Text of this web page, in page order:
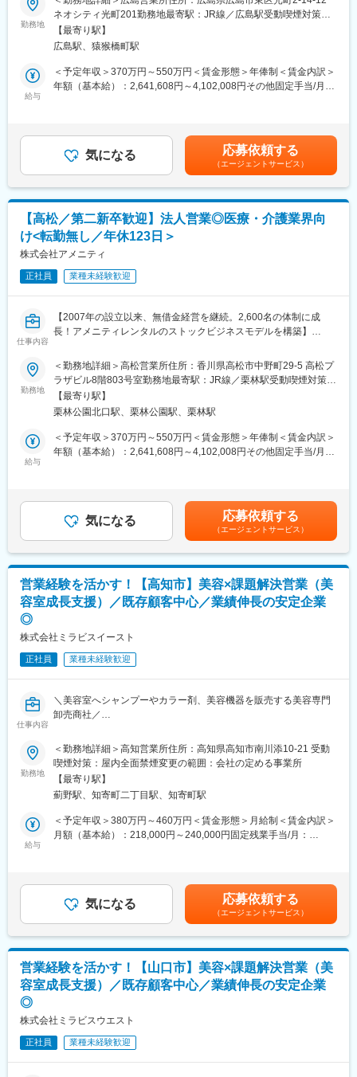
ご利用者への提供・回収・請求まで全て弊社で受け持っておりま
す。そのため医療・介護施設の業務負担の軽減もでき多くのメリ
ットがあります。拠点は北海道から九州まで展開し、毎年増収・
変更の範囲：会社の定める業務
た。
■業務詳細：
病院や介護施設に向けて、入院・入所時に必要な衣類やタオル、
日用品などをレンタルできる「アメニティサポートシステム」を
提案する営業です。ニーズに応じて、人材派遣・紹介サービスや
献性も高く、今後の高齢化社会において成長が見込める成長産業
です。 また、病院や介護施設の業務軽減に貢献する事で、患者
様、利用者様へのサービス向上に直結する為、大変やりがいのあ
■キャリアアップについて：
本人の頑張りを昇給、昇格にて評価される制度が御座います。ま
た、事業拡大に伴い、新規の営業所も出店しており、営業所長や
エリアを管理する責任者などのポストがある為、早期のキャリア
アップが見込めます。 ※実際に入社4年前後で所長になった中途入
社の方もいらっしゃいます。
■会社情報：
当社は入院中に必要となるアメニティ(パジャマ・タオル・日用
品）をレンタルするアメニティサポートシステムを提供している
レンタルだけでなく、病院・介護施設内での申込の受付業務から
ご利用者への提供・回収・請求まで全て弊社で受け持っておりま
す。そのため医療・介護施設の業務負担の軽減もでき多くのメリ
ットがあります。拠点は北海道から九州まで展開し、毎年増収・
変更の範囲：会社の定める業務
勤務地
ネオシティ光町201勤務地最寄駅：JR線／広島駅受動喫煙対策：
屋内全面禁煙変更の範囲：本文参照
【最寄り駅】
広島駅、猿猴橋町駅
給与
＜予定年収＞370万円～550万円＜賃金形態＞年俸制＜賃金内訳＞
年額（基本給）：2,641,608円～4,102,008円その他固定手当/月：
無＞有＜残業手当＞有＜給与補足＞※経験・能力・前職の給与など
を考慮するため上下する可能性があります・評価：年2回（4月・
10月/売上実績だけでなく取り組み姿勢や提案プロセスなどの定性
評価も重視）・年収例：370-480万円(主任/入社2-3年)⇒420-550
万円(係長/入社3-5年)賃金はあくまでも目安の金額であり、選考を
通じて上下する可能性があります。月給(月額)は固定手当を含めた
表記です。
気になる 応募依頼する
（エージェントサービス）
【高松／第二新卒歓迎】法人営業◎医療・介護業界向
け<転勤無し／年休123日＞
株式会社アメニティ
正社員 業種未経験歓迎
仕事内容
【2007年の設立以来、無借金経営を継続。2,600名の体制に成
長！アメニティレンタルのストックビジネスモデルを構築】
を図るため、このたび新たな仲間をお迎えすることとなりまし
た。
■業務詳細：
病院や介護施設に向けて、入院・入所時に必要な衣類やタオル、
日用品などをレンタルできる「アメニティサポートシステム」を
提案する営業です。ニーズに応じて、人材派遣・紹介サービスや
献性も高く、今後の高齢化社会において成長が見込める成長産業
です。 また、病院や介護施設の業務軽減に貢献する事で、患者
様、利用者様へのサービス向上に直結する為、大変やりがいのあ
■キャリアアップについて：
本人の頑張りを昇給、昇格にて評価される制度が御座います。ま
た、事業拡大に伴い、新規の営業所も出店しており、営業所長や
アップが見込めます。 ※実際に入社4年前後で所長になった中途入
品）をレンタルするアメニティサポートシステムを提供している
会社です。
ご利用者への提供・回収・請求まで全て弊社で受け持っておりま
す。そのため医療・介護施設の業務負担の軽減もでき多くのメリ
ットがあります。拠点は北海道から九州まで展開し、毎年増収・
増益と確実に業績伸長しています。
変更の範囲：会社の定める業務
勤務地
＜勤務地詳細＞高松営業所住所：香川県高松市中野町29-5 高松プ
ラザビル8階803号室勤務地最寄駅：JR線／栗林駅受動喫煙対策：
屋内全面禁煙変更の範囲：本文参照
【最寄り駅】
栗林公園北口駅、栗林公園駅、栗林駅
給与
＜予定年収＞370万円～550万円＜賃金形態＞年俸制＜賃金内訳＞
年額（基本給）：2,641,608円～4,102,008円その他固定手当/月：
無＞有＜残業手当＞有＜給与補足＞※経験・能力・前職の給与など
を考慮するため上下する可能性があります・評価：年2回（4月・
10月/売上実績だけでなく取り組み姿勢や提案プロセスなどの定性
評価も重視）・年収例：370-480万円(主任/入社2-3年)⇒420-550
万円(係長/入社3-5年)賃金はあくまでも目安の金額であり、選考を
通じて上下する可能性があります。月給(月額)は固定手当を含めた
表記です。
気になる 応募依頼する
（エージェントサービス）
営業経験を活かす！【高知市】美容×課題解決営業（美
容室成長支援）／既存顧客中心／業績伸長の安定企業
◎
株式会社ミラビスイースト
正社員 業種未経験歓迎
仕事内容
＼美容室へシャンプーやカラー剤、美容機器を販売する美容専門
卸売商社／
■業務内容：
理美容室向けのシャンプー・カラー剤・ヘアケア商品・美容機器
などを扱うルート営業をお任せします。
単なる商品販売ではなく、サロンの悩みや目指す姿に寄り添いな
がら、最適な提案・サポートを行う仕事です。
業界未経験の方でも、充実した研修とフォロー体制があるため安
メイン業務は「既存顧客との関係構築」です。定期訪問を行い、
関係性を築いて頂きます。
定期訪問時に新商品のご案内、お困りごとのヒアリング、購入頂
容室の売上アップのためのキャンペーンや新メニューの企画・提
案などを行います。
1日の訪問件数は担当エリアごとにご自身で計画立ててスケジュー
8:30 業務スタート：朝礼で情報共有をしたり、提案資料の準備を
勤務地
＜勤務地詳細＞高知営業所住所：高知県高知市南川添10-21 受動
喫煙対策：屋内全面禁煙変更の範囲：会社の定める事業所
【最寄り駅】
薊野駅、知寄町二丁目駅、知寄町駅
給与
＜予定年収＞380万円～460万円＜賃金形態＞月給制＜賃金内訳＞
月額（基本給）：218,000円～240,000円固定残業手当/月：
給与詳細は前職を考慮し、当社規定により決定します。■昇給：年
1回■賞与：年2回（7月、12月） ※賞与想定 2.5~4.4ヶ月分（月
給「基本給＋固定残業代」で計算）賃金はあくまでも目安の金額
であり、選考を通じて上下する可能性があります。月給(月額)は固
定手当を含めた表記です。
気になる 応募依頼する
（エージェントサービス）
営業経験を活かす！【山口市】美容×課題解決営業（美
容室成長支援）／既存顧客中心／業績伸長の安定企業
◎
株式会社ミラビスウエスト
正社員 業種未経験歓迎